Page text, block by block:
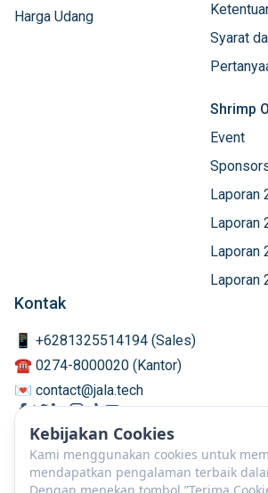
Kebijakan Cookies
Kami menggunakan cookies untuk
mendapatkan pengalaman terbaik
Harga Udang
Syarat
Shrimp
Event
Laporan
Laporan
Laporan
Laporan
Kontak
📱 +6281325514194 (Sales)
☎️ 0274-8000020 (Kantor)
💌 contact@jala.tech